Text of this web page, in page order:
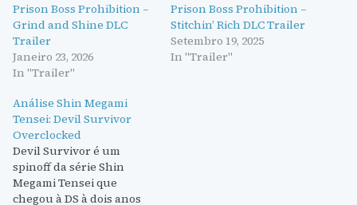
Prison Boss Prohibition –
Grind and Shine DLC
Trailer
Janeiro 23, 2026
In "Trailer"
Prison Boss Prohibition –
Stitchin’ Rich DLC Trailer
Setembro 19, 2025
In "Trailer"
Análise Shin Megami
Tensei: Devil Survivor
Overclocked
Devil Survivor é um
spinoff da série Shin
Megami Tensei que
chegou à DS à dois anos